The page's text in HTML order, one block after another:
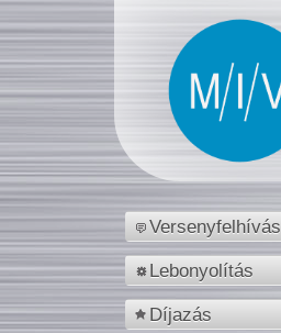
Versenyfelhívás
Lebonyolítás
Díjazás